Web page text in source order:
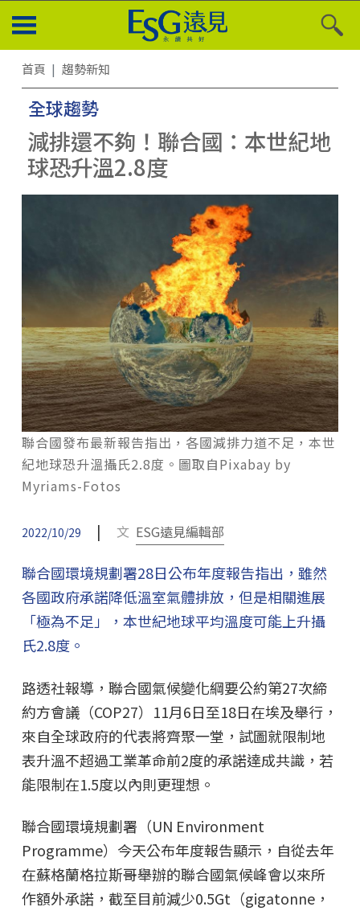
首頁 趨勢新知
全球趨勢
減排還不夠！聯合國：本世紀地
球恐升溫2.8度
聯合國發布最新報告指出，各國減排力道不足，本世
紀地球恐升溫攝氏2.8度。圖取自Pixabay by
Myriams-Fotos
2022/10/29 | 文 ESG遠見編輯部
聯合國環境規劃署28日公布年度報告指出，雖然
各國政府承諾降低溫室氣體排放，但是相關進展
「極為不足」，本世紀地球平均溫度可能上升攝
氏2.8度。
路透社報導，聯合國氣候變化綱要公約第27次締
約方會議（COP27）11月6日至18日在埃及舉行，
來自全球政府的代表將齊聚一堂，試圖就限制地
表升溫不超過工業革命前2度的承諾達成共識，若
能限制在1.5度以內則更理想。
聯合國環境規劃署（UN Environment
Programme）今天公布年度報告顯示，自從去年
在蘇格蘭格拉斯哥舉辦的聯合國氣候峰會以來所
作額外承諾，截至目前減少0.5Gt（gigatonne，